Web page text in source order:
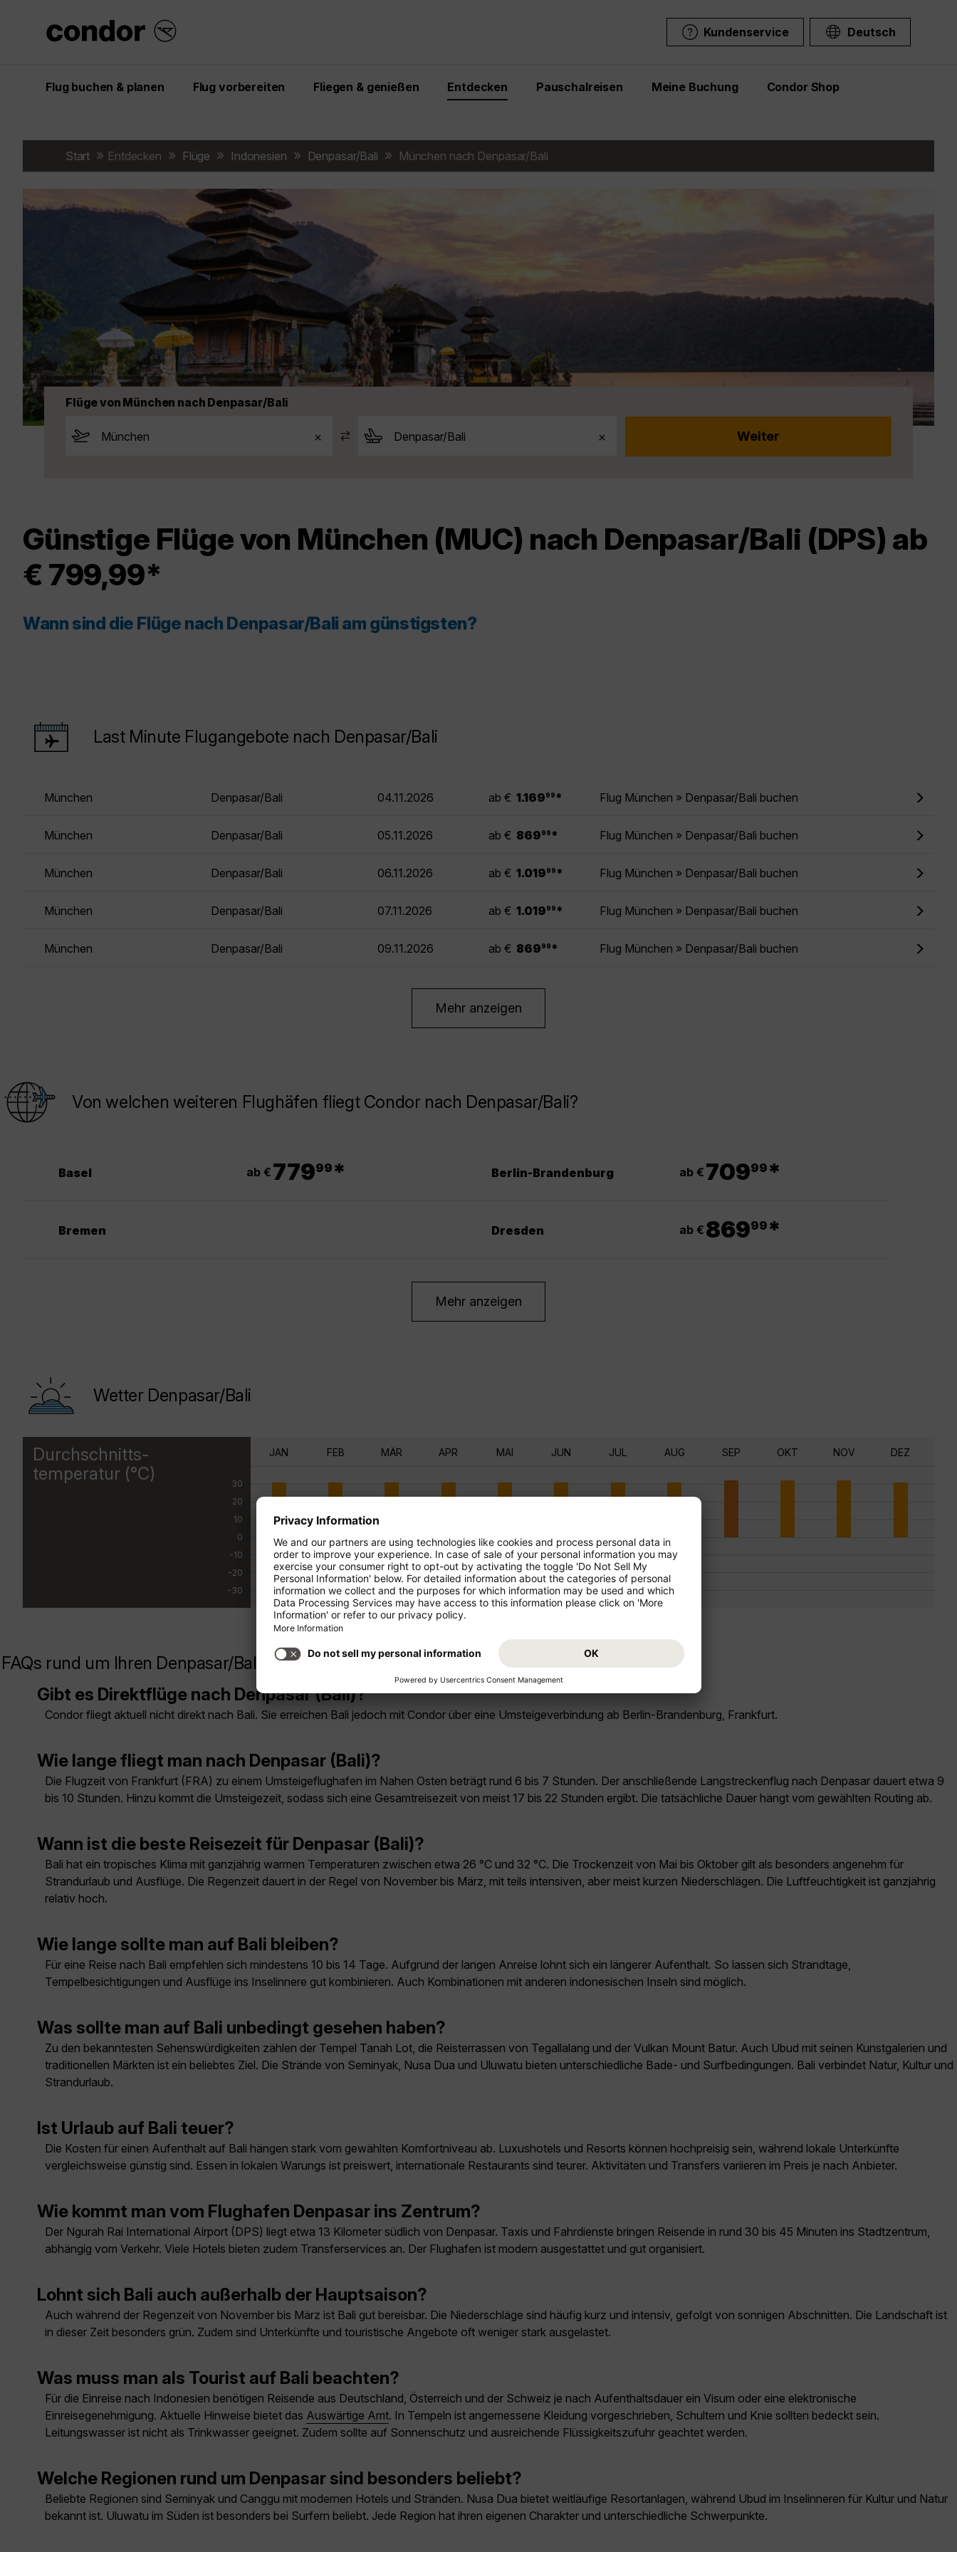
Kundenservice Deutsch
Flug buchen & planen Flug vorbereiten Fliegen & genießen Entdecken Pauschalreisen Meine Buchung Condor Shop
Start Entdecken Flüge Indonesien Denpasar/Bali München nach Denpasar/Bali
Flüge von München nach Denpasar/Bali
Günstige Flüge von München (MUC) nach Denpasar/Bali (DPS) ab
€ 799,99*
Wann sind die Flüge nach Denpasar/Bali am günstigsten?
Last Minute Flugangebote nach Denpasar/Bali
München Denpasar/Bali 04.11.2026 ab € 1.169 99 * Flug München » Denpasar/Bali buchen
München Denpasar/Bali 05.11.2026 ab € 869 99 * Flug München » Denpasar/Bali buchen
München Denpasar/Bali 06.11.2026 ab € 1.019 99 * Flug München » Denpasar/Bali buchen
München Denpasar/Bali 07.11.2026 ab € 1.019 99 * Flug München » Denpasar/Bali buchen
München Denpasar/Bali 09.11.2026 ab € 869 99 * Flug München » Denpasar/Bali buchen
Mehr anzeigen
Von welchen weiteren Flughäfen fliegt Condor nach Denpasar/Bali?
Basel ab € 77999 * Berlin-Brandenburg ab € 70999 *
Bremen Dresden ab € 86999 *
Mehr anzeigen
Wetter Denpasar/Bali
Durchschnitts-
temperatur (°C)
30
20
10
0
-10
-20
-30
JAN FEB MÄR APR MAI JUN JUL AUG SEP OKT NOV DEZ
FAQs rund um Ihren Denpasar/Bali Flug
Gibt es Direktflüge nach Denpasar (Bali)?
Condor fliegt aktuell nicht direkt nach Bali. Sie erreichen Bali jedoch mit Condor über eine Umsteigeverbindung ab Berlin-Brandenburg, Frankfurt.
Wie lange fliegt man nach Denpasar (Bali)?
Die Flugzeit von Frankfurt (FRA) zu einem Umsteigeflughafen im Nahen Osten beträgt rund 6 bis 7 Stunden. Der anschließende Langstreckenflug nach Denpasar dauert etwa 9
bis 10 Stunden. Hinzu kommt die Umsteigezeit, sodass sich eine Gesamtreisezeit von meist 17 bis 22 Stunden ergibt. Die tatsächliche Dauer hängt vom gewählten Routing ab.
Wann ist die beste Reisezeit für Denpasar (Bali)?
Bali hat ein tropisches Klima mit ganzjährig warmen Temperaturen zwischen etwa 26 °C und 32 °C. Die Trockenzeit von Mai bis Oktober gilt als besonders angenehm für
Strandurlaub und Ausflüge. Die Regenzeit dauert in der Regel von November bis März, mit teils intensiven, aber meist kurzen Niederschlägen. Die Luftfeuchtigkeit ist ganzjährig
relativ hoch.
Wie lange sollte man auf Bali bleiben?
Für eine Reise nach Bali empfehlen sich mindestens 10 bis 14 Tage. Aufgrund der langen Anreise lohnt sich ein längerer Aufenthalt. So lassen sich Strandtage,
Tempelbesichtigungen und Ausflüge ins Inselinnere gut kombinieren. Auch Kombinationen mit anderen indonesischen Inseln sind möglich.
Was sollte man auf Bali unbedingt gesehen haben?
Zu den bekanntesten Sehenswürdigkeiten zählen der Tempel Tanah Lot, die Reisterrassen von Tegallalang und der Vulkan Mount Batur. Auch Ubud mit seinen Kunstgalerien und
traditionellen Märkten ist ein beliebtes Ziel. Die Strände von Seminyak, Nusa Dua und Uluwatu bieten unterschiedliche Bade- und Surfbedingungen. Bali verbindet Natur, Kultur und
Strandurlaub.
Ist Urlaub auf Bali teuer?
Die Kosten für einen Aufenthalt auf Bali hängen stark vom gewählten Komfortniveau ab. Luxushotels und Resorts können hochpreisig sein, während lokale Unterkünfte
vergleichsweise günstig sind. Essen in lokalen Warungs ist preiswert, internationale Restaurants sind teurer. Aktivitäten und Transfers variieren im Preis je nach Anbieter.
Wie kommt man vom Flughafen Denpasar ins Zentrum?
Der Ngurah Rai International Airport (DPS) liegt etwa 13 Kilometer südlich von Denpasar. Taxis und Fahrdienste bringen Reisende in rund 30 bis 45 Minuten ins Stadtzentrum,
abhängig vom Verkehr. Viele Hotels bieten zudem Transferservices an. Der Flughafen ist modern ausgestattet und gut organisiert.
Lohnt sich Bali auch außerhalb der Hauptsaison?
Auch während der Regenzeit von November bis März ist Bali gut bereisbar. Die Niederschläge sind häufig kurz und intensiv, gefolgt von sonnigen Abschnitten. Die Landschaft ist
in dieser Zeit besonders grün. Zudem sind Unterkünfte und touristische Angebote oft weniger stark ausgelastet.
Was muss man als Tourist auf Bali beachten?
Für die Einreise nach Indonesien benötigen Reisende aus Deutschland, Österreich und der Schweiz je nach Aufenthaltsdauer ein Visum oder eine elektronische
Einreisegenehmigung. Aktuelle Hinweise bietet das Auswärtige Amt. In Tempeln ist angemessene Kleidung vorgeschrieben, Schultern und Knie sollten bedeckt sein.
Leitungswasser ist nicht als Trinkwasser geeignet. Zudem sollte auf Sonnenschutz und ausreichende Flüssigkeitszufuhr geachtet werden.
Welche Regionen rund um Denpasar sind besonders beliebt?
Beliebte Regionen sind Seminyak und Canggu mit modernen Hotels und Stränden. Nusa Dua bietet weitläufige Resortanlagen, während Ubud im Inselinneren für Kultur und Natur
bekannt ist. Uluwatu im Süden ist besonders bei Surfern beliebt. Jede Region hat ihren eigenen Charakter und unterschiedliche Schwerpunkte.